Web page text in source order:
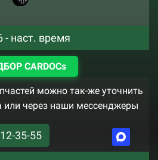
- наст. время
CARDOCs
можно так-же уточнить
или через наши мессенджеры
35-55